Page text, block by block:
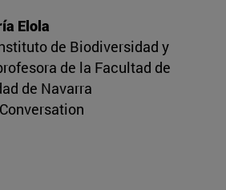
Elola
de Biodiversidad y
de la Facultad de
de Navarra